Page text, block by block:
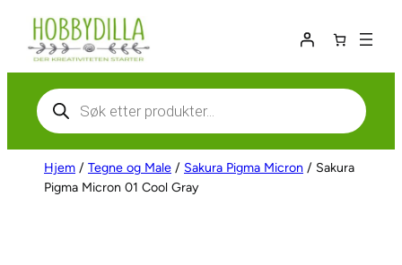
Hopp
innhold
Products
search
Hjem / Tegne og Male / Sakura Pigma Micron / Sakura
Pigma Micron 01 Cool Gray